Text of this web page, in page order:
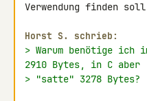
Verwendung finden soll
Horst S. schrieb:
> Warum benötige ich
2910 Bytes, in C aber
> "satte" 3278 Bytes?